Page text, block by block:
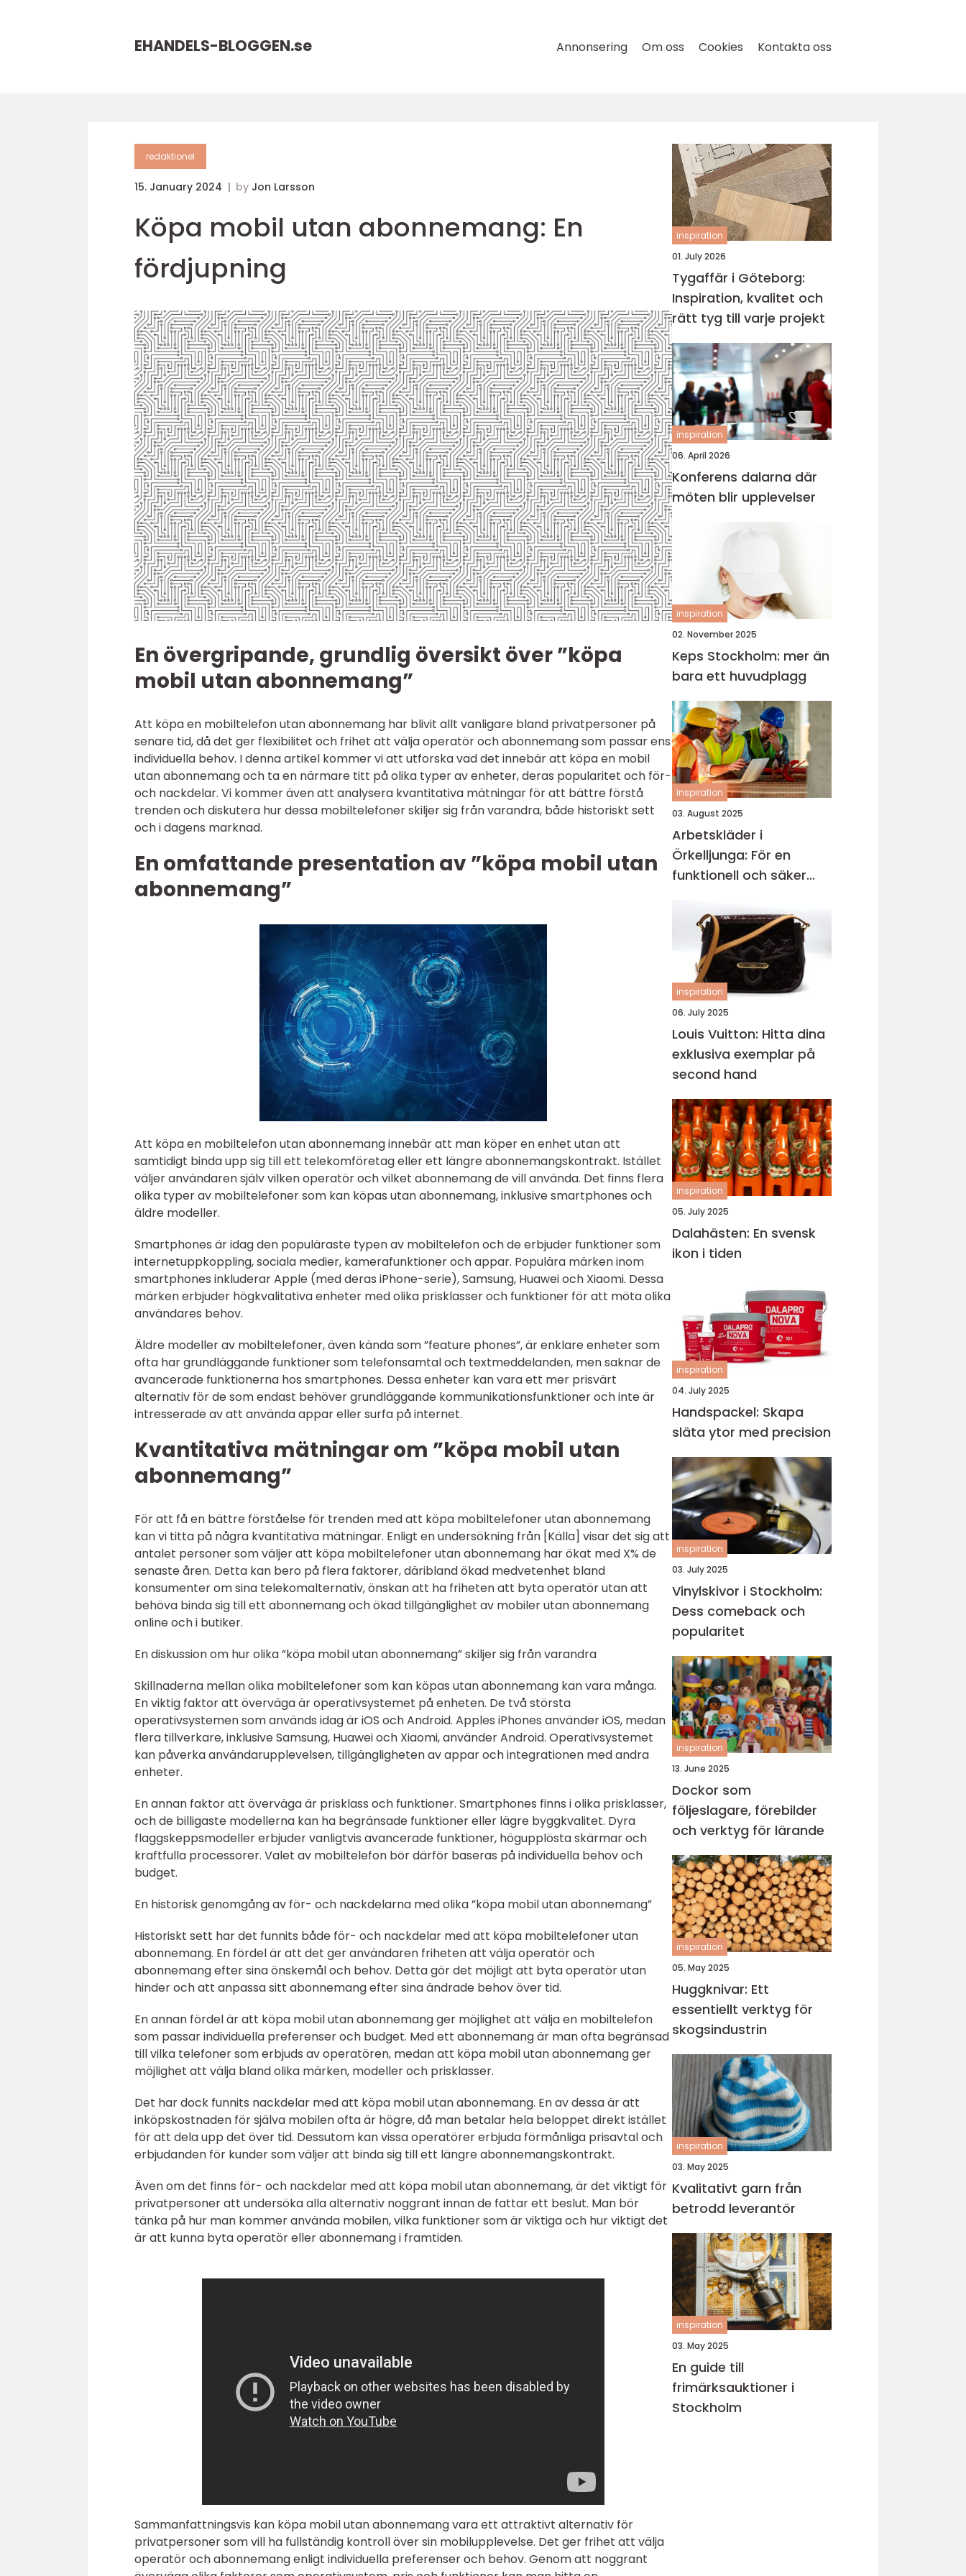
EHANDELS-BLOGGEN.se Annonsering Om oss Cookies Kontakta oss
redaktionel
15. January 2024 by Jon Larsson
Köpa mobil utan abonnemang: En
fördjupning
En övergripande, grundlig översikt över ”köpa
mobil utan abonnemang”
Att köpa en mobiltelefon utan abonnemang har blivit allt vanligare bland privatpersoner på
senare tid, då det ger flexibilitet och frihet att välja operatör och abonnemang som passar ens
individuella behov. I denna artikel kommer vi att utforska vad det innebär att köpa en mobil
utan abonnemang och ta en närmare titt på olika typer av enheter, deras popularitet och för-
och nackdelar. Vi kommer även att analysera kvantitativa mätningar för att bättre förstå
trenden och diskutera hur dessa mobiltelefoner skiljer sig från varandra, både historiskt sett
och i dagens marknad.
En omfattande presentation av ”köpa mobil utan
abonnemang”
Att köpa en mobiltelefon utan abonnemang innebär att man köper en enhet utan att
samtidigt binda upp sig till ett telekomföretag eller ett längre abonnemangskontrakt. Istället
väljer användaren själv vilken operatör och vilket abonnemang de vill använda. Det finns flera
olika typer av mobiltelefoner som kan köpas utan abonnemang, inklusive smartphones och
äldre modeller.
Smartphones är idag den populäraste typen av mobiltelefon och de erbjuder funktioner som
internetuppkoppling, sociala medier, kamerafunktioner och appar. Populära märken inom
smartphones inkluderar Apple (med deras iPhone-serie), Samsung, Huawei och Xiaomi. Dessa
märken erbjuder högkvalitativa enheter med olika prisklasser och funktioner för att möta olika
användares behov.
Äldre modeller av mobiltelefoner, även kända som ”feature phones”, är enklare enheter som
ofta har grundläggande funktioner som telefonsamtal och textmeddelanden, men saknar de
avancerade funktionerna hos smartphones. Dessa enheter kan vara ett mer prisvärt
alternativ för de som endast behöver grundläggande kommunikationsfunktioner och inte är
intresserade av att använda appar eller surfa på internet.
Kvantitativa mätningar om ”köpa mobil utan
abonnemang”
För att få en bättre förståelse för trenden med att köpa mobiltelefoner utan abonnemang
kan vi titta på några kvantitativa mätningar. Enligt en undersökning från [Källa] visar det sig att
antalet personer som väljer att köpa mobiltelefoner utan abonnemang har ökat med X% de
senaste åren. Detta kan bero på flera faktorer, däribland ökad medvetenhet bland
konsumenter om sina telekomalternativ, önskan att ha friheten att byta operatör utan att
behöva binda sig till ett abonnemang och ökad tillgänglighet av mobiler utan abonnemang
online och i butiker.
En diskussion om hur olika ”köpa mobil utan abonnemang” skiljer sig från varandra
Skillnaderna mellan olika mobiltelefoner som kan köpas utan abonnemang kan vara många.
En viktig faktor att överväga är operativsystemet på enheten. De två största
operativsystemen som används idag är iOS och Android. Apples iPhones använder iOS, medan
flera tillverkare, inklusive Samsung, Huawei och Xiaomi, använder Android. Operativsystemet
kan påverka användarupplevelsen, tillgängligheten av appar och integrationen med andra
enheter.
En annan faktor att överväga är prisklass och funktioner. Smartphones finns i olika prisklasser,
och de billigaste modellerna kan ha begränsade funktioner eller lägre byggkvalitet. Dyra
flaggskeppsmodeller erbjuder vanligtvis avancerade funktioner, högupplösta skärmar och
kraftfulla processorer. Valet av mobiltelefon bör därför baseras på individuella behov och
budget.
En historisk genomgång av för- och nackdelarna med olika ”köpa mobil utan abonnemang”
Historiskt sett har det funnits både för- och nackdelar med att köpa mobiltelefoner utan
abonnemang. En fördel är att det ger användaren friheten att välja operatör och
abonnemang efter sina önskemål och behov. Detta gör det möjligt att byta operatör utan
hinder och att anpassa sitt abonnemang efter sina ändrade behov över tid.
En annan fördel är att köpa mobil utan abonnemang ger möjlighet att välja en mobiltelefon
som passar individuella preferenser och budget. Med ett abonnemang är man ofta begränsad
till vilka telefoner som erbjuds av operatören, medan att köpa mobil utan abonnemang ger
möjlighet att välja bland olika märken, modeller och prisklasser.
Det har dock funnits nackdelar med att köpa mobil utan abonnemang. En av dessa är att
inköpskostnaden för själva mobilen ofta är högre, då man betalar hela beloppet direkt istället
för att dela upp det över tid. Dessutom kan vissa operatörer erbjuda förmånliga prisavtal och
erbjudanden för kunder som väljer att binda sig till ett längre abonnemangskontrakt.
Även om det finns för- och nackdelar med att köpa mobil utan abonnemang, är det viktigt för
privatpersoner att undersöka alla alternativ noggrant innan de fattar ett beslut. Man bör
tänka på hur man kommer använda mobilen, vilka funktioner som är viktiga och hur viktigt det
är att kunna byta operatör eller abonnemang i framtiden.
Sammanfattningsvis kan köpa mobil utan abonnemang vara ett attraktivt alternativ för
privatpersoner som vill ha fullständig kontroll över sin mobilupplevelse. Det ger frihet att välja
operatör och abonnemang enligt individuella preferenser och behov. Genom att noggrant
inspiration
01. July 2026
Tygaffär i Göteborg:
Inspiration, kvalitet och
rätt tyg till varje projekt
inspiration
06. April 2026
Konferens dalarna där
möten blir upplevelser
inspiration
02. November 2025
Keps Stockholm: mer än
bara ett huvudplagg
inspiration
03. August 2025
Arbetskläder i
Örkelljunga: För en
funktionell och säker
inspiration
06. July 2025
Louis Vuitton: Hitta dina
exklusiva exemplar på
second hand
inspiration
05. July 2025
Dalahästen: En svensk
ikon i tiden
inspiration
04. July 2025
Handspackel: Skapa
släta ytor med precision
inspiration
03. July 2025
Vinylskivor i Stockholm:
Dess comeback och
popularitet
inspiration
13. June 2025
Dockor som
följeslagare, förebilder
och verktyg för lärande
inspiration
05. May 2025
Huggknivar: Ett
essentiellt verktyg för
skogsindustrin
inspiration
03. May 2025
Kvalitativt garn från
betrodd leverantör
inspiration
03. May 2025
En guide till
frimärksauktioner i
Stockholm